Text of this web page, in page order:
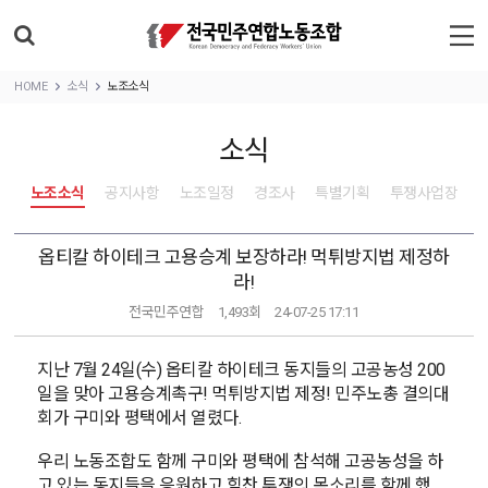
HOME 소식 노조소식
소식
노조소식 공지사항 노조일정 경조사 특별기획 투쟁사업장
옵티칼 하이테크 고용승계 보장하라! 먹튀방지법 제정하
라!
전국민주연합 1,493회 24-07-25 17:11
지난 7월 24일(수) 옵티칼 하이테크 동지들의 고공농성 200
일을 맞아 고용승계촉구! 먹튀방지법 제정! 민주노총 결의대
회가 구미와 평택에서 열렸다.
우리 노동조합도 함께 구미와 평택에 참석해 고공농성을 하